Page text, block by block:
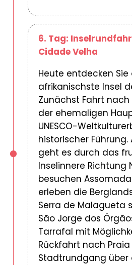
6. Tag:
Cidade Velha
Heute entdecken
afrikanischste Insel
Zunächst Fahrt
der ehemaligen
UNESCO-
historischer
geht es durch das
Inselinnere Richtung
besuchen
erleben die
Serra de Malagueta
São Jorge dos
Tarrafal mit
Rückfahrt nach
Stadtrundgang über